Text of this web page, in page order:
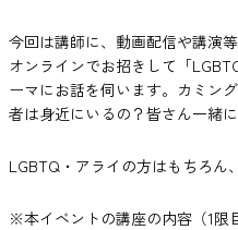
今回は講師に、動画配信や講演
オンラインでお招きして「
ーマにお話を伺います。カミン
者は身近にいるの？皆さん一緒
LGBTQ・アライの方はもちろん
※本イベントの講座の内容（1限